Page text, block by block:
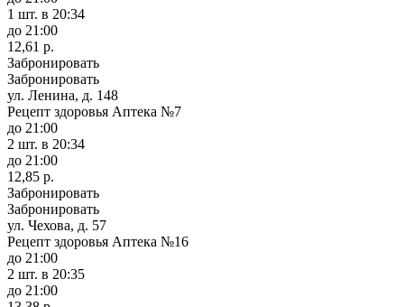
1 шт. в 20:34
до 21:00
12,61 р.
Забронировать
Забронировать
ул. Ленина, д. 148
Рецепт здоровья Аптека №7
до 21:00
2 шт. в 20:34
до 21:00
12,85 р.
Забронировать
Забронировать
ул. Чехова, д. 57
Рецепт здоровья Аптека №16
до 21:00
2 шт. в 20:35
до 21:00